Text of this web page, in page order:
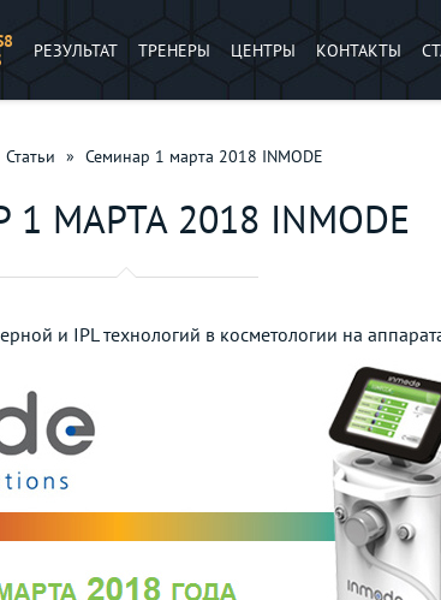
РЕЗУЛЬТАТ ТРЕНЕРЫ ЦЕНТРЫ КОНТАКТЫ
Статьи » Семинар 1 марта 2018 INMODE
МАРТА 2018 INMODE
и IPL технологий в косметологии на